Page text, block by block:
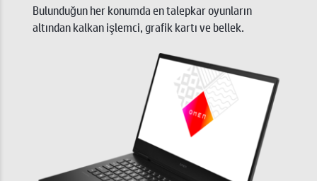
Bulunduğun her konumda en talepkar oyunların
altından kalkan işlemci, grafik kartı ve bellek.